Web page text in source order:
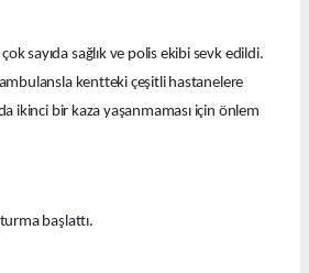
sayıda sağlık ve polis ekibi sevk edildi.
ambulansla kentteki çeşitli hastanelere
ikinci bir kaza yaşanmaması için önlem
başlattı.